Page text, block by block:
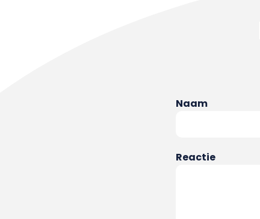
Naam
Reactie